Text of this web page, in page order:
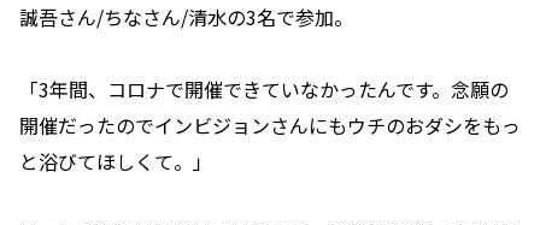
誠吾さん/ちなさん/清水の3名で参加。
「3年間、コロナで開催できていなかったんです。念願の
開催だったのでインビジョンさんにもウチのおダシをもっ
と浴びてほしくて。」